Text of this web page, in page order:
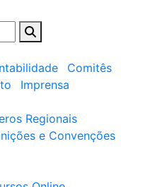
Comitês
Imprensa
Regionais
e Convenções